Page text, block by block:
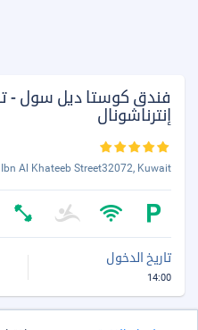
فندق كوستا ديل سول -
إنترناشونال
Al Khateeb Street32072, Kuwait
تاريخ الدخول
14:00